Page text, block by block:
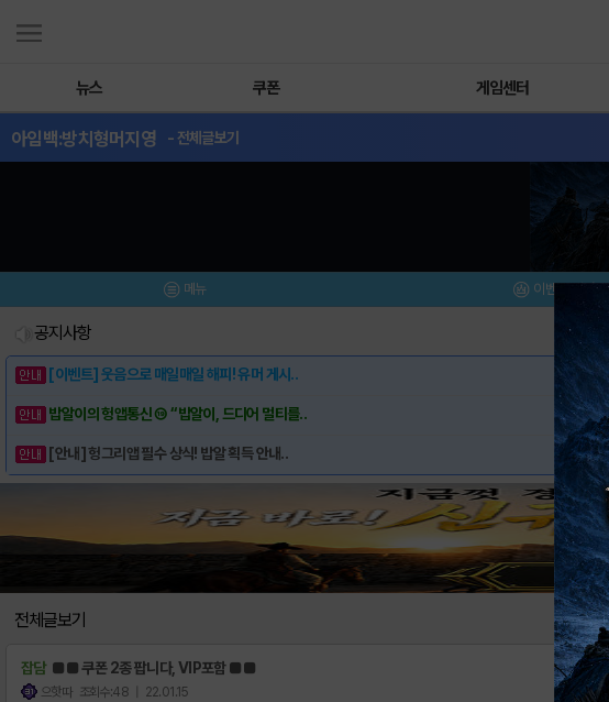
뉴스 쿠폰 게임센터
아임백:방치형머지영 - 전체글보기
메뉴 이벤트/미션
공지사항
[이벤트] 웃음으로 매일매일 해피! 유머 게시..
밥알이의 헝앱통신 ⑲ “밥알이, 드디어 멀티를..
[안내] 헝그리앱 필수 상식! 밥알 획득 안내..
전체글보기
잡담 ■■ 쿠폰 2종 팝니다, VIP포함 ■■
으핫따 조회수:48 | 22.01.15